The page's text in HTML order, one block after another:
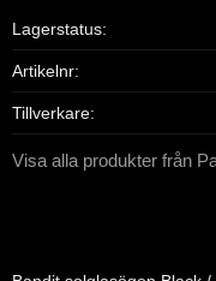
Lagerstatus
Artikelnr
Tillverkare
Visa alla produkter från